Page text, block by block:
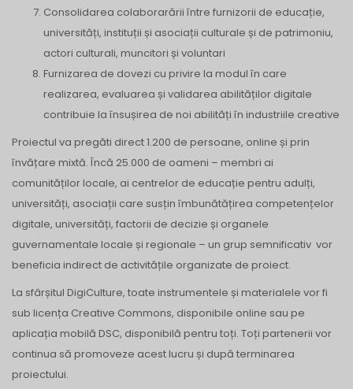
Consolidarea colaborarării între furnizorii de educație,
universități, instituții și asociații culturale și de patrimoniu,
actori culturali, muncitori și voluntari
Furnizarea de dovezi cu privire la modul în care
realizarea, evaluarea și validarea abilităților digitale
contribuie la însușirea de noi abilități în industriile creative
Proiectul va pregăti direct 1.200 de persoane, online și prin
învățare mixtă. Încă 25.000 de oameni – membri ai
comunităților locale, ai centrelor de educație pentru adulți,
universități, asociații care susțin îmbunătățirea competențelor
digitale, universități, factorii de decizie și organele
guvernamentale locale și regionale – un grup semnificativ vor
beneficia indirect de activitățile organizate de proiect.
La sfârșitul DigiCulture, toate instrumentele și materialele vor fi
sub licența Creative Commons, disponibile online sau pe
aplicația mobilă DSC, disponibilă pentru toți. Toți partenerii vor
continua să promoveze acest lucru și după terminarea
proiectului.